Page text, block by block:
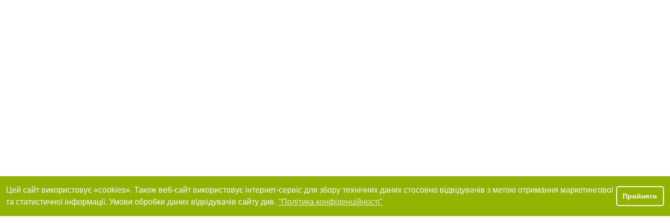
Цей сайт використовує «cookies». Також веб-сайт використовує інтернет-сервіс для збору технічних даних стосовно відвідувачів з метою отримання маркетингової
та статистичної інформації. Умови обробки даних відвідувачів сайту див. "Політика конфіденційності"
Прийняти